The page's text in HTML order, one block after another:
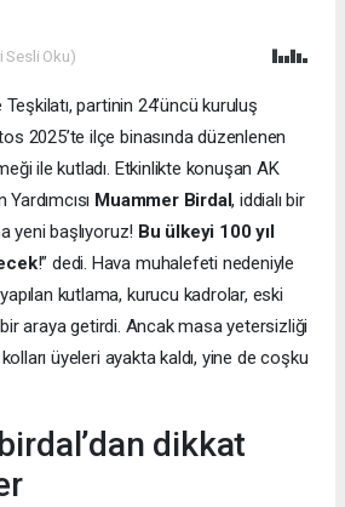
Sesli Oku)
partinin 24’üncü kuruluş
2025’te ilçe binasında düzenlenen
ile kutladı. Etkinlikte konuşan AK
Muammer Birdal, iddialı bir
yeni başlıyoruz! Bu ülkeyi 100 yıl
!” dedi. Hava muhalefeti nedeniyle
kutlama, kurucu kadrolar, eski
araya getirdi. Ancak masa yetersizliği
üyeleri ayakta kaldı, yine de coşku
dikkat